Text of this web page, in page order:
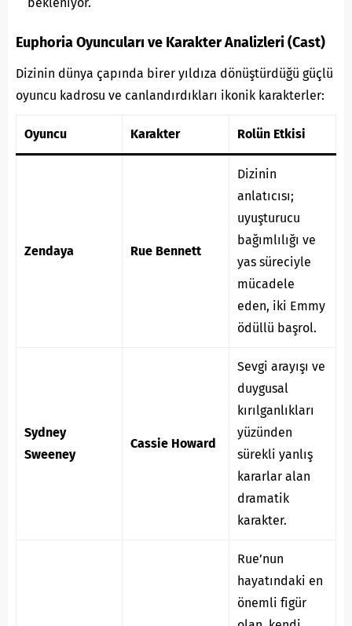
Euphoria Oyuncuları ve Karakter Analizleri (Cast)
Dizinin dünya çapında birer yıldıza dönüştürdüğü güçlü
oyuncu kadrosu ve canlandırdıkları ikonik karakterler:
Oyuncu Karakter Rolün Etkisi
Zendaya Rue Bennett
Dizinin
anlatıcısı;
uyuşturucu
bağımlılığı ve
yas süreciyle
mücadele
eden, iki Emmy
ödüllü başrol.
Sydney
Sweeney
Cassie Howard
Sevgi arayışı ve
duygusal
kırılganlıkları
yüzünden
sürekli yanlış
kararlar alan
dramatik
karakter.
Rue’nun
hayatındaki en
önemli figür